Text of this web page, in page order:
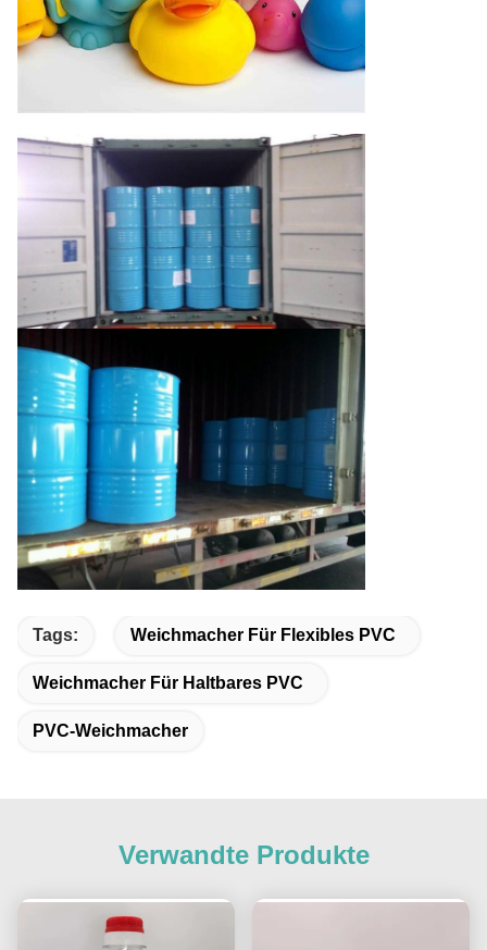
Tags: Weichmacher Für Flexibles PVC
Weichmacher Für Haltbares PVC
PVC-Weichmacher
Verwandte Produkte